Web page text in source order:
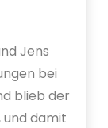
Jens
bei
blieb der
damit